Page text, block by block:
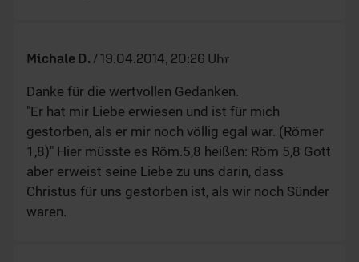
Michale D. / 19.04.2014, 20:26 Uhr
Danke für die wertvollen Gedanken.
"Er hat mir Liebe erwiesen und ist für mich
gestorben, als er mir noch völlig egal war. (Römer
1,8)" Hier müsste es Röm.5,8 heißen: Röm 5,8 Gott
aber erweist seine Liebe zu uns darin, dass
Christus für uns gestorben ist, als wir noch Sünder
waren.